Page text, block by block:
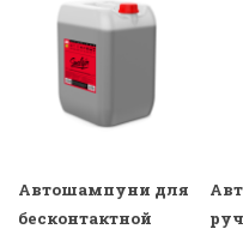
Автошампуни для
бесконтактной